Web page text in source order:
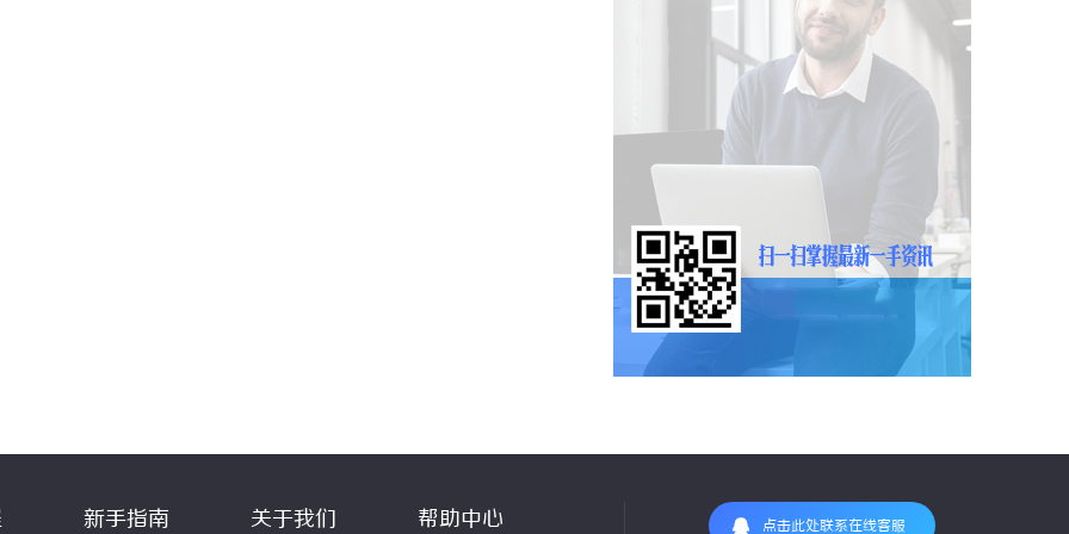
新手指南 关于我们 帮助中心 点击此处联系在线客服